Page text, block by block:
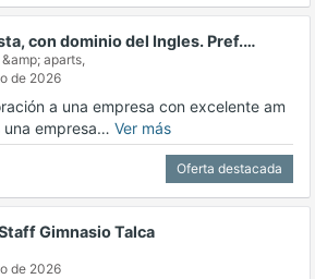
con dominio del Ingles. Pref.…
aparts,
de 2026
a una empresa con excelente am
una empresa… Ver más
Oferta destacada
Gimnasio Talca
de 2026